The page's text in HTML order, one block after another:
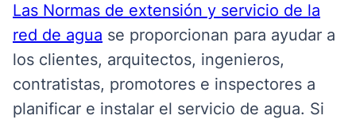
Las Normas de extensión y servicio de la
red de agua se proporcionan para ayudar a
los clientes, arquitectos, ingenieros,
contratistas, promotores e inspectores a
planificar e instalar el servicio de agua. Si